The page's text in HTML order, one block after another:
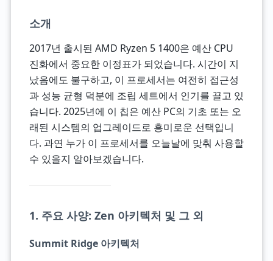
소개
2017년 출시된 AMD Ryzen 5 1400은 예산 CPU
진화에서 중요한 이정표가 되었습니다. 시간이 지
났음에도 불구하고, 이 프로세서는 여전히 접근성
과 성능 균형 덕분에 조립 세트에서 인기를 끌고 있
습니다. 2025년에 이 칩은 예산 PC의 기초 또는 오
래된 시스템의 업그레이드로 흥미로운 선택입니
다. 과연 누가 이 프로세서를 오늘날에 맞춰 사용할
수 있을지 알아보겠습니다.
1. 주요 사양: Zen 아키텍처 및 그 외
Summit Ridge 아키텍처